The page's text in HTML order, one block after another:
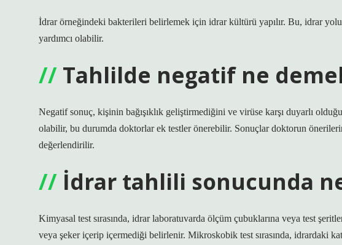
İdrar örneğindeki bakterileri belirlemek için idrar kültürü yapılır. Bu, idrar
yardımcı olabilir.
Tahlilde negatif ne
Negatif sonuç, kişinin bağışıklık geliştirmediğini ve virüse karşı duyarlı
olabilir, bu durumda doktorlar ek testler önerebilir. Sonuçlar doktorun
değerlendirilir.
İdrar tahlili sonucunda
Kimyasal test sırasında, idrar laboratuvarda ölçüm çubuklarına veya test
veya şeker içerip içermediği belirlenir. Mikroskobik test sırasında, idrardaki